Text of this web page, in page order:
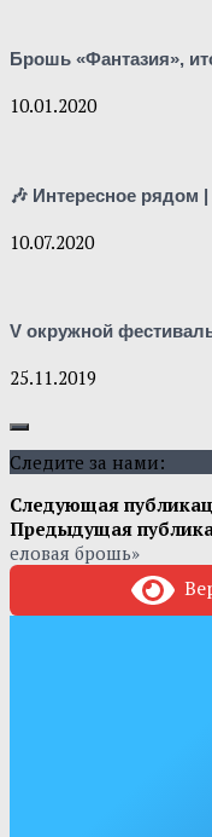
Брошь «Фантазия»,
10.01.2020
🎶 Интересное
10.07.2020
V окружной
25.11.2019
Следите за нами:
Следующая
Предыдущая
еловая брошь»